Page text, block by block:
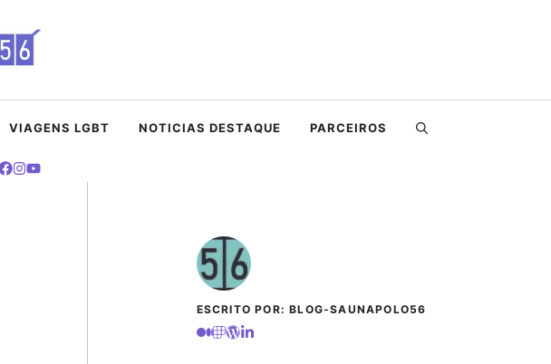
VIAGENS LGBT NOTICIAS DESTAQUE PARCEIROS
ESCRITO POR: BLOG-SAUNAPOLO56